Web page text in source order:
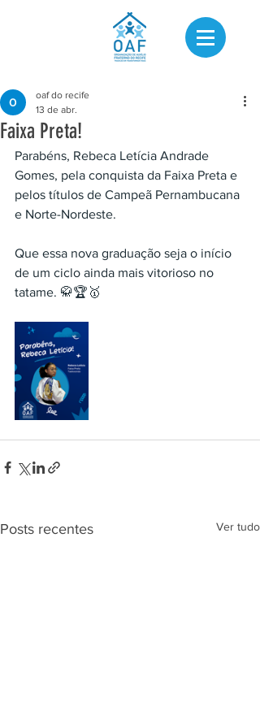
Faixa Preta!
oaf do recife
13 de abr.
Parabéns, Rebeca Letícia Andrade
Gomes, pela conquista da Faixa Preta e
pelos títulos de Campeã Pernambucana
e Norte-Nordeste.
Que essa nova graduação seja o início
de um ciclo ainda mais vitorioso no
tatame. 🥋🏆🥇
Posts recentes Ver tudo